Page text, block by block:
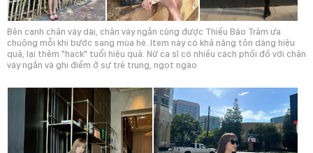
Bên cạnh chân váy dài, chân váy ngắn cũng được Thiều Bảo Trâm ưa
chuộng mỗi khi bước sang mùa hè. Item này có khả năng tôn dáng hiệu
quả, lại thêm "hack" tuổi hiệu quả. Nữ ca sĩ có nhiều cách phối đồ với chân
váy ngắn và ghi điểm ở sự trẻ trung, ngọt ngào